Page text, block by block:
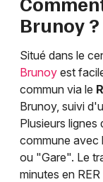
Brunoy ?
Situé dans le
Brunoy est
commun via le
Brunoy, suivi
Plusieurs lignes
commune avec
ou "Gare". Le
minutes en